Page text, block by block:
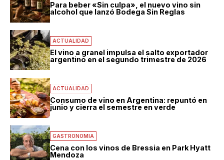
Para beber «Sin culpa», el nuevo vino sin
alcohol que lanzó Bodega Sin Reglas
ACTUALIDAD
El vino a granel impulsa el salto exportador
argentino en el segundo trimestre de 2026
ACTUALIDAD
Consumo de vino en Argentina: repuntó en
junio y cierra el semestre en verde
GASTRONOMIA
Cena con los vinos de Bressia en Park Hyatt
Mendoza